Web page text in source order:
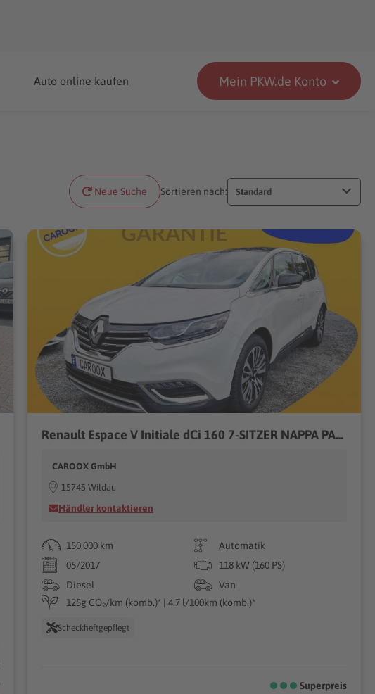
Auto online kaufen Mein PKW.de Konto
Neue Suche Sortieren nach: Standard
Renault Espace V Initiale dCi 160 7-SITZER NAPPA PANO
CAROOX GmbH
15745 Wildau
Händler kontaktieren
150.000 km
Automatik
05/2017
118 kW (160 PS)
Diesel
Van
125g CO₂/km (komb.)* | 4.7 l/100km (komb.)*
Scheckheftgepflegt
Superpreis